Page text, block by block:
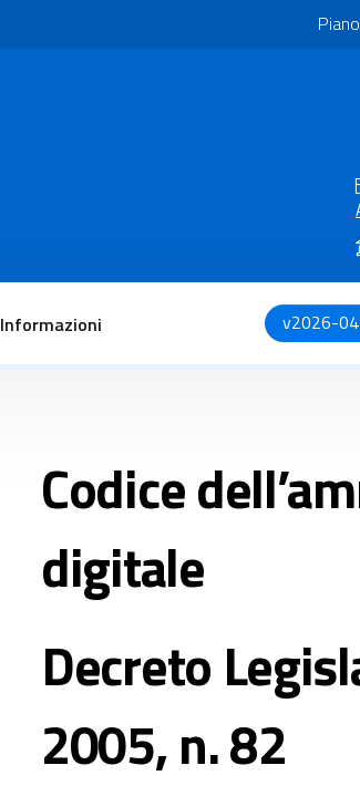
Informazioni v2026-
Codice
digitale
Decreto
2005, n. 82